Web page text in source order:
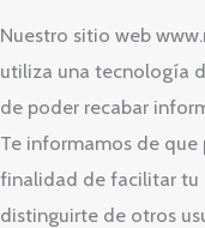
Nuestro sitio web
utiliza una tecnología
de poder recabar
Te informamos de
finalidad de facilitar tu
distinguirte de otros